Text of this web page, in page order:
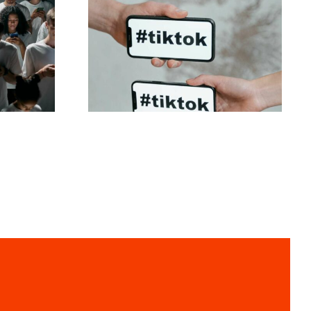
Beste TikTok
Datenschutz-
Einstellungen 2024